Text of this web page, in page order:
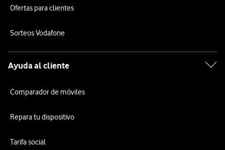
Ofertas para clientes
Sorteos Vodafone
Ayuda al cliente
Comparador de móviles
Repara tu dispositivo
Tarifa social